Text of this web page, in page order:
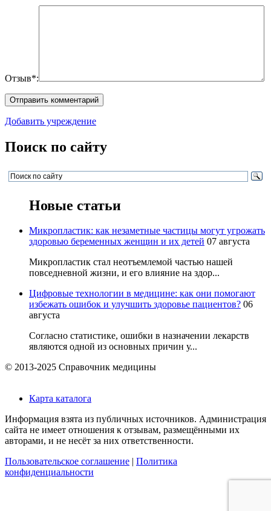
Отзыв*:
Добавить учреждение
Поиск по сайту
Новые статьи
Микропластик: как незаметные частицы могут угрожать
здоровью беременных женщин и их детей 07 августа
Микропластик стал неотъемлемой частью нашей
повседневной жизни, и его влияние на здор...
Цифровые технологии в медицине: как они помогают
избежать ошибок и улучшить здоровье пациентов? 06
августа
Согласно статистике, ошибки в назначении лекарств
являются одной из основных причин у...
© 2013-2025 Справочник медицины
Карта каталога
Информация взята из публичных источников. Администрация
сайта не имеет отношения к отзывам, размещёнными их
авторами, и не несёт за них ответственности.
Пользовательское соглашение
Политика
конфиденциальности